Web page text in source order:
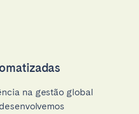
na gestão global